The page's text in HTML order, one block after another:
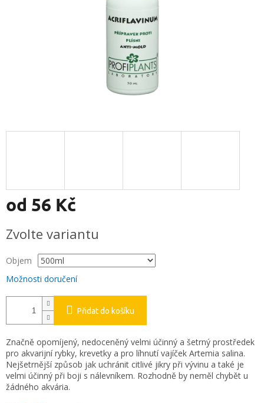
od 56 Kč
cena:
Zvolte variantu
Objem
Možnosti doručení
Přidat do košíku
Značně opomíjený, nedoceněný velmi účinný a šetrný prostředek
pro akvarijní rybky, krevetky a pro líhnutí vajíček Artemia salina.
Nejšetrnější způsob jak uchránit citlivé jikry při vývinu a také je
velmi účinný při boji s nálevníkem. Rozhodně by neměl chybět u
žádného akvária.